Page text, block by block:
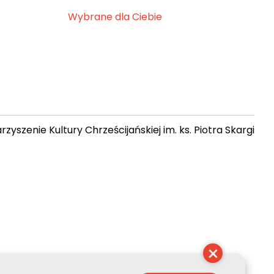
Wybrane dla Ciebie
Kultury Chrześcijańskiej im. ks. Piotra Skargi
×